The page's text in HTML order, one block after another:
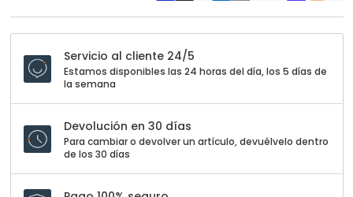
Servicio al cliente 24/5
Estamos disponibles las 24 horas del día, los 5 días de
la semana
Devolución en 30 días
Para cambiar o devolver un artículo, devuélvelo dentro
de los 30 días